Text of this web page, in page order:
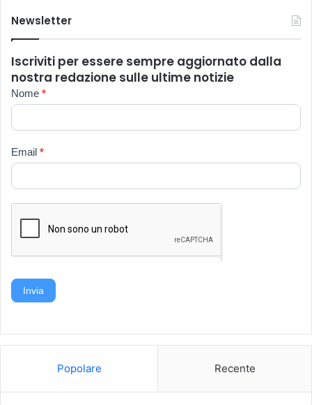
Newsletter
Iscriviti per essere sempre aggiornato dalla
nostra redazione sulle ultime notizie
Newsletter
Nome *
Email *
Invia
Popolare Recente